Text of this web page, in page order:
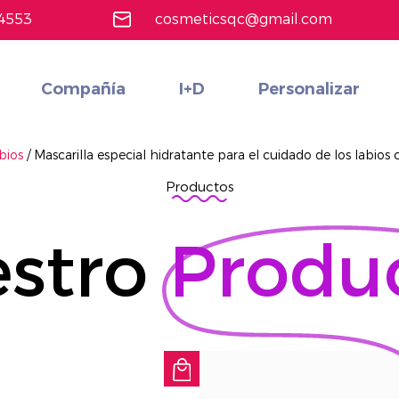
cosmeticsqc@gmail.com
Compañía I+D Personalizar
/ Mascarilla especial hidratante para el cuidado de los labios
Productos